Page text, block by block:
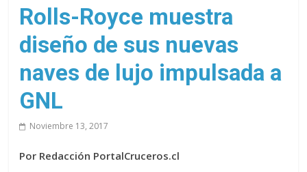
de
cruceros
en
un
solo
sitio
Rolls-Royce muestra
diseño de sus nuevas
naves de lujo impulsada a
GNL
Noviembre 13, 2017
Por Redacción PortalCruceros.cl